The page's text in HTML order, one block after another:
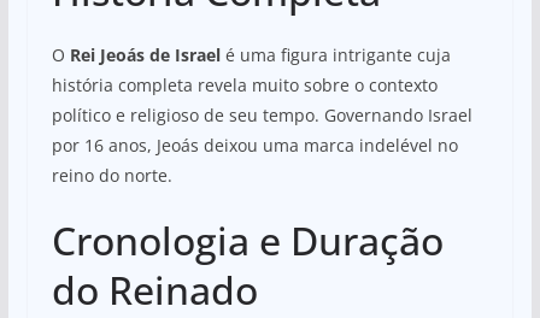
O Rei Jeoás de Israelé uma figura intrigante cuja
história completa revela muito sobre o contexto
político e religioso de seu tempo. Governando Israel
por 16 anos, Jeoás deixou uma marca indelével no
reino do norte.
Cronologia e Duração
do Reinado